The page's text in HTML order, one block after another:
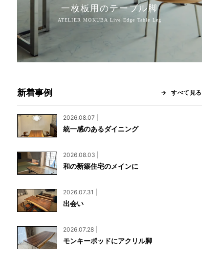
一枚板用のテーブル脚
新着事例 すべて見る
2026.08.07 |
統一感のあるダイニング
2026.08.03 |
和の新築住宅のメインに
2026.07.31 |
出会い
2026.07.28 |
モンキーポッドにアクリル脚